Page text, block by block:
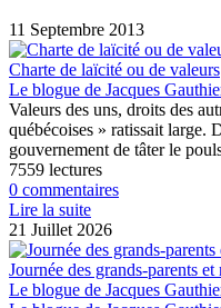
11 Septembre 2013
Charte de laïcité ou de valeurs
Le blogue de Jacques
Valeurs des uns, droits des
québécoises » ratissait large.
gouvernement de tâter le
7559 lectures
0 commentaires
Lire la suite
21 Juillet 2026
Journée des grands-parents
Le blogue de Jacques